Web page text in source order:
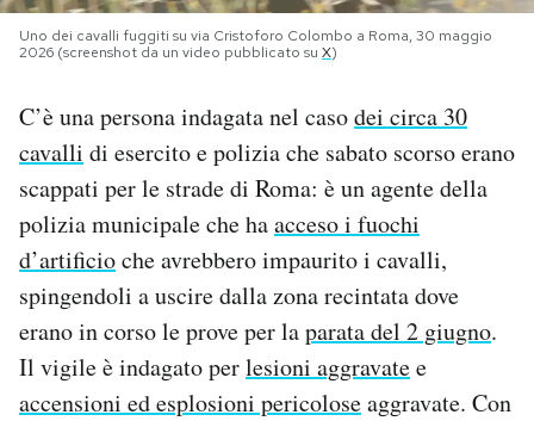
SHOP
CALENDARIO
AREA PERSONALE
Area Personale
Newsletter
Regala il Post
Hai bisogno di aiuto?
Esci
Uno dei cavalli fuggiti su via Cristoforo Colombo a Roma, 30 maggio
2026 (screenshot da un video pubblicato su X)
C’è una persona indagata nel casodei circa 30
cavalli di esercito e polizia che sabato scorso erano
scappati per le strade di Roma: è un agente della
polizia municipale che haacceso i fuochi
d’artificioche avrebbero impaurito i cavalli,
spingendoli a uscire dalla zona recintata dove
erano in corso le prove per laparata del 2 giugno.
Il vigile è indagato perlesioni aggravatee
accensioni ed esplosioni pericoloseaggravate. Con